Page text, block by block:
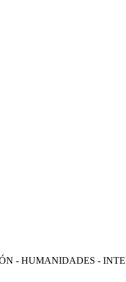
- HUMANIDADES -